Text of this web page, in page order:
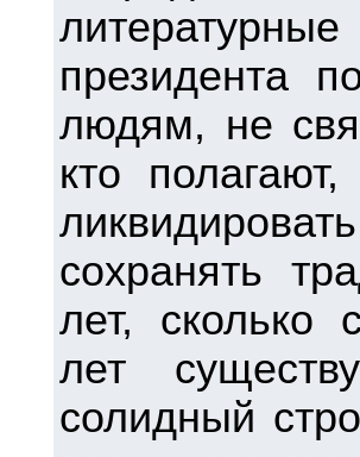
президента
людям, не
кто
сохранять
лет, сколько
лет
солидный